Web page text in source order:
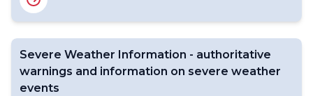
Severe Weather Information - authoritative
warnings and information on severe weather
events